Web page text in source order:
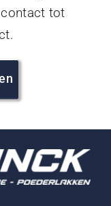
tot